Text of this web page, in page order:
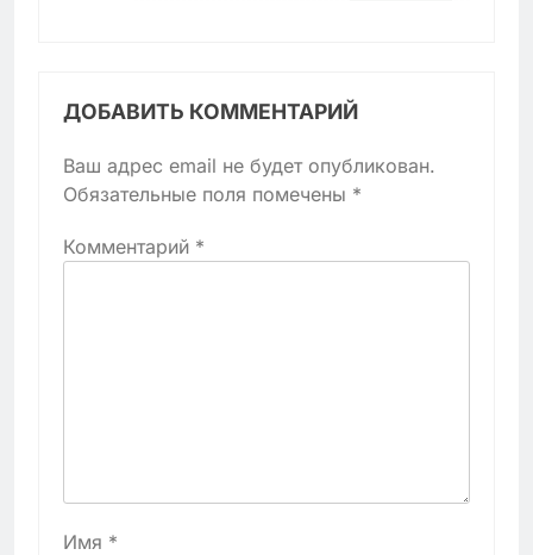
ДОБАВИТЬ КОММЕНТАРИЙ
Ваш адрес email не будет опубликован.
Обязательные поля помечены *
Комментарий *
Имя *